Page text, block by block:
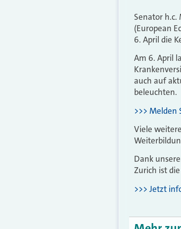
Senator h.c.
(European
6. April die
Am 6. April
auch auf
beleuchten.
>>> Melden
Viele
Dank
Zurich ist
>>> Jetzt